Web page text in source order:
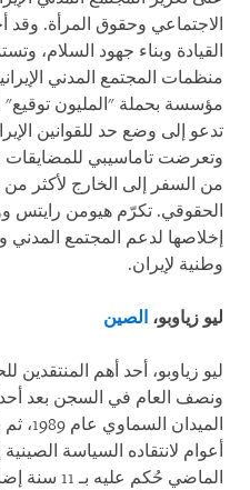
الاجتماعي وحقوق المرأة. وقد
القيادة وبناء جهود السلام،
منظمات المجتمع المدني
مؤسسة بحملة "المليون
تدعو إلى وضع حد للقوانين
وتعرضت تاماسيبي
من السفر إلى الخارج لأكثر
الحقوقي. تكرّم هيومن رايتس
إخلاصها لدعم المجتمع المدني
وطنية لإيران.
ليو زياوبو، الصين
ليو زياوبو، أحد أهم المنتقدين
ونصف العام في السجن بعد
أعوام لانتقاده السياسة الصينية
الماضي